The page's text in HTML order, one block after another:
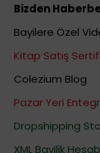
Bizden
Bayilere Özel
Kitap Satış
Colezium Blog
Pazar Yeri
Dropshipping
XML Bayilik